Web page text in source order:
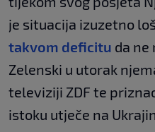
je situacija izuzetno
takvom deficitu da ne
Zelenski u utorak
televiziji ZDF te
istoku utječe na